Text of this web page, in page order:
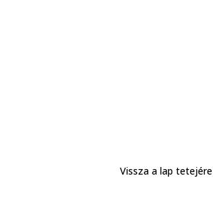
Vissza a lap tetejére